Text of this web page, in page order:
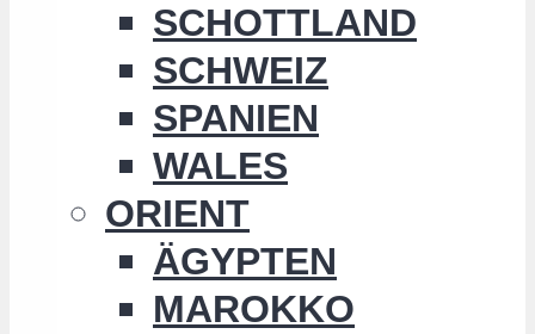
SCHOTTLAND
SCHWEIZ
SPANIEN
WALES
ORIENT
ÄGYPTEN
MAROKKO